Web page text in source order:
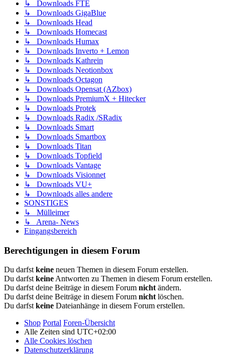
↳ Downloads FTE
↳ Downloads GigaBlue
↳ Downloads Head
↳ Downloads Homecast
↳ Downloads Humax
↳ Downloads Inverto + Lemon
↳ Downloads Kathrein
↳ Downloads Neotionbox
↳ Downloads Octagon
↳ Downloads Opensat (AZbox)
↳ Downloads PremiumX + Hitecker
↳ Downloads Protek
↳ Downloads Radix /SRadix
↳ Downloads Smart
↳ Downloads Smartbox
↳ Downloads Titan
↳ Downloads Topfield
↳ Downloads Vantage
↳ Downloads Visionnet
↳ Downloads VU+
↳ Downloads alles andere
SONSTIGES
↳ Mülleimer
↳ Arena- News
Eingangsbereich
Berechtigungen in diesem Forum
Du darfst keine neuen Themen in diesem Forum erstellen.
Du darfst keine Antworten zu Themen in diesem Forum erstellen.
Du darfst deine Beiträge in diesem Forum nicht ändern.
Du darfst deine Beiträge in diesem Forum nicht löschen.
Du darfst keine Dateianhänge in diesem Forum erstellen.
Shop Portal Foren-Übersicht
Alle Zeiten sind UTC+02:00
Alle Cookies löschen
Datenschutzerklärung